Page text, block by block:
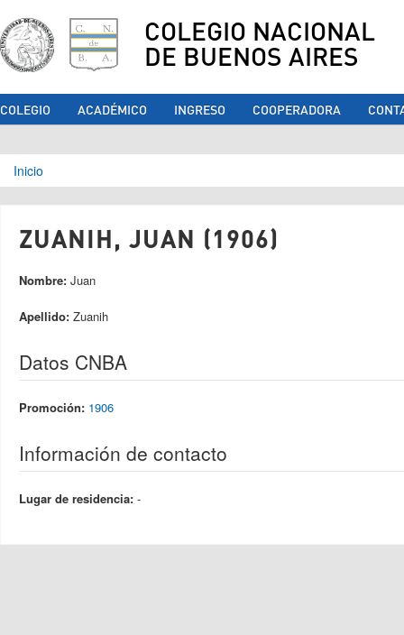
COLEGIO NACIONAL
DE BUENOS AIRES
COLEGIO ACADÉMICO INGRESO COOPERADORA
Se encuentra usted aquí
Inicio
ZUANIH, JUAN (1906)
Nombre: Juan
Apellido: Zuanih
Datos CNBA
Promoción: 1906
Información de contacto
Lugar de residencia: -